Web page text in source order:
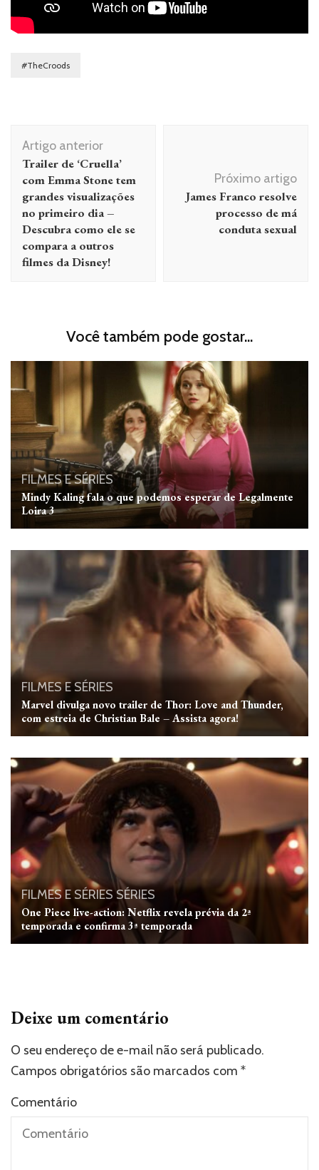
#TheCroods
de
post
Artigo anterior
Trailer de ‘Cruella’
com Emma Stone tem
grandes visualizações
no primeiro dia –
Descubra como ele se
compara a outros
filmes da Disney!
Próximo artigo
James Franco resolve
processo de má
conduta sexual
Você também pode gostar...
FILMES E SÉRIES
Mindy Kaling fala o que podemos esperar de Legalmente
Loira 3
FILMES E SÉRIES
Marvel divulga novo trailer de Thor: Love and Thunder,
com estreia de Christian Bale – Assista agora!
FILMES E SÉRIES SÉRIES
One Piece live-action: Netflix revela prévia da 2ª
temporada e confirma 3ª temporada
Deixe um comentário
O seu endereço de e-mail não será publicado.
Campos obrigatórios são marcados com *
Comentário